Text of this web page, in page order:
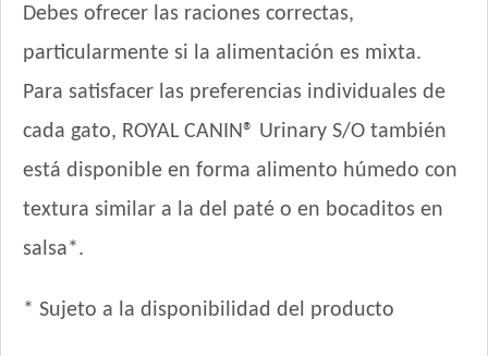
Old Prince Proteínas Noveles Gato Adulto Esterilizado Cordero
y Arroz Integral
Pachá Gato Sabor Pescado
Pampa Gato Adulto
Pipón Pipón Gato Adulto
Pro Plan Gato Adulto Esterilizado con Carne de Salmón
Pro Plan Gato Adulto Live Clear Reductor de Alérgenos
Pro Plan Gato Adulto Urinary
Debes ofrecer las raciones correctas,
particularmente si la alimentación es mixta.
Para satisfacer las preferencias individuales de
cada gato, ROYAL CANIN® Urinary S/O también
está disponible en forma alimento húmedo con
textura similar a la del paté o en bocaditos en
salsa*.
* Sujeto a la disponibilidad del producto